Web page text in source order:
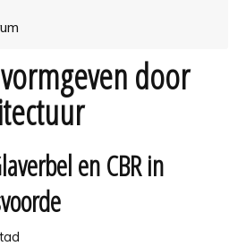
door
en CBR in